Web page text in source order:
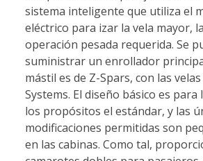
sistema inteligente que utiliza el
eléctrico para izar la vela mayor,
operación pesada requerida. Se
suministrar un enrollador
mástil es de Z-Spars, con las
Systems. El diseño básico es para
los propósitos el estándar, y las
modificaciones permitidas son
en las cabinas. Como tal,